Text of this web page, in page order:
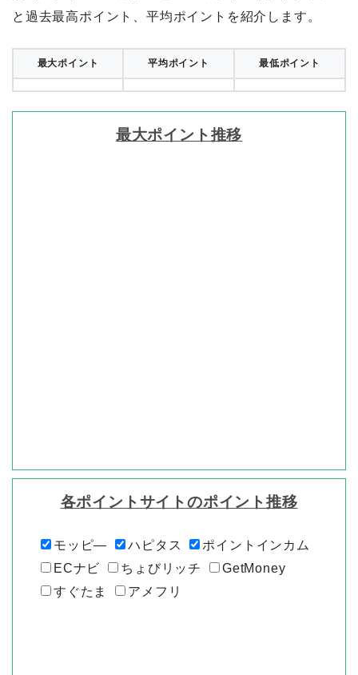
と過去最高ポイント、平均ポイントを紹介します。
最大ポイント 平均ポイント 最低ポイント
最大ポイント推移
各ポイントサイトのポイント推移
モッピ― ハピタス
ポイントインカム
ECナビ
ちょびリッチ
GetMoney
すぐたま
アメフリ